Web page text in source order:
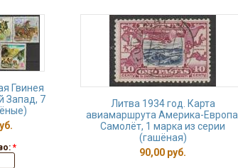
Гвинея
Запад, 7
*
Литва 1934 год. Карта
авиамаршрута Америка-Европа.
Самолёт, 1 марка из серии
(гашёная)
90,00 руб.